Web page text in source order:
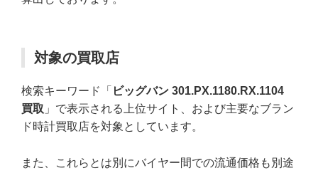
対象の買取店
検索キーワード「 ビッグバン 301.PX.1180.RX.1104
買取 」で表示される上位サイト、および主要なブラン
ド時計買取店を対象としています。
また、これらとは別にバイヤー間での流通価格も別途